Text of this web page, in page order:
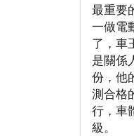
最重要
一做電
了，車
是關係
份，他
測合格
行，車
級。